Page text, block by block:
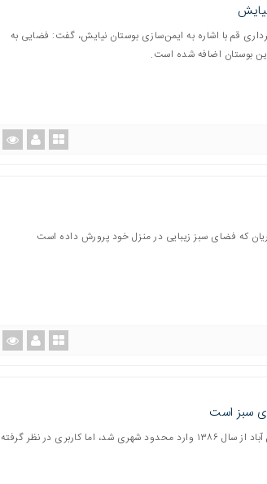
قم با اشاره به ایمن‌سازی بوستان نیایش، گفت: فضایی به
که فضای سبز زیبایی در منزل خود پرورش داده است
سبز است
قائم مقام شهردار قم گفت: منطقه اسماعیل آباد از سال ۱۳۸۶ وارد محدود شهری شد، اما کاربری در نظر گرفته